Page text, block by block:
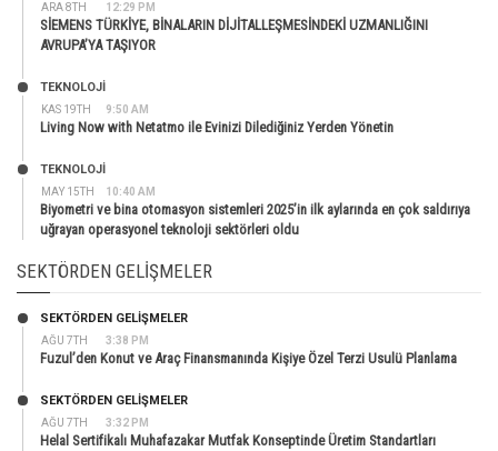
ARA 8TH 12:29 PM
SİEMENS TÜRKİYE, BİNALARIN DİJİTALLEŞMESİNDEKİ UZMANLIĞINI
AVRUPA’YA TAŞIYOR
KAS 19TH 9:50 AM
TEKNOLOJİ
Living Now with Netatmo ile Evinizi Dilediğiniz Yerden Yönetin
MAY 15TH 10:40 AM
TEKNOLOJİ
Biyometri ve bina otomasyon sistemleri 2025’in ilk aylarında en çok saldırıya
uğrayan operasyonel teknoloji sektörleri oldu
SEKTÖRDEN GELIŞMELER
AĞU 7TH 3:38 PM
SEKTÖRDEN GELIŞMELER
Fuzul’den Konut ve Araç Finansmanında Kişiye Özel Terzi Usulü Planlama
AĞU 7TH 3:32 PM
SEKTÖRDEN GELIŞMELER
Helal Sertifikalı Muhafazakar Mutfak Konseptinde Üretim Standartları